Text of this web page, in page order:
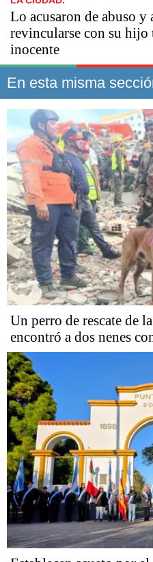
Lo acusaron de abuso y
revincularse con su hijo
inocente
En esta misma
Un perro de rescate de
encontró a dos nenes